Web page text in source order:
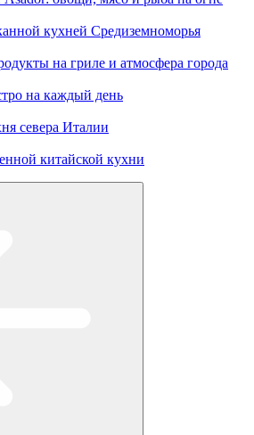
кухней Средиземноморья
на гриле и атмосфера города
на каждый день
севера Италии
китайской кухни